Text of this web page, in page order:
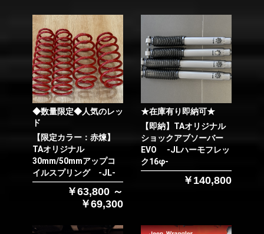
◆数量限定◆人気のレッ
ド
【限定カラー：赤煉】
TAオリジナル
30mm/50mmアップコ
イルスプリング -JL-
￥63,800 ～
￥69,300
★在庫有り即納可★
【即納】TAオリジナル
ショックアブソーバー
EVO -JLハーモフレッ
ク16φ-
￥140,800